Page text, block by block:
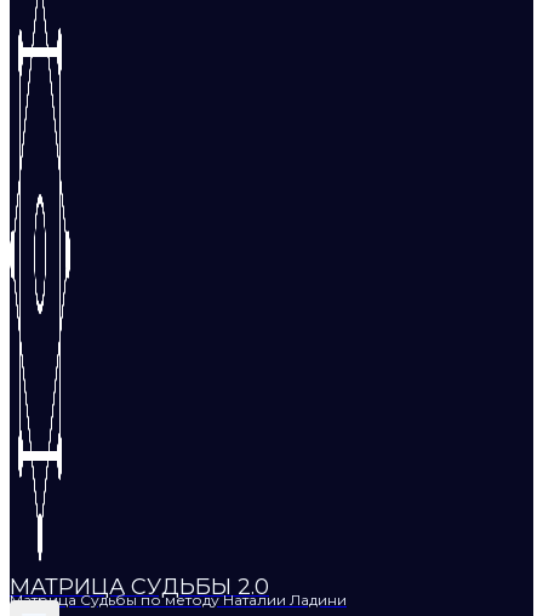
МАТРИЦА СУДЬБЫ 2.0
Матрица Судьбы по методу Наталии Ладини